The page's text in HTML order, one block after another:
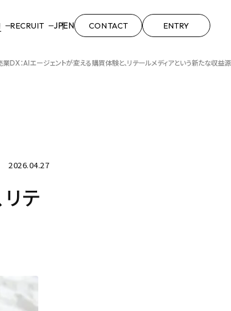
RECRUIT JPEN CONTACT ENTRY
業DX：AIエージェントが変える購買体験と、リテールメディアという新たな収益源
2026.04.27
テ